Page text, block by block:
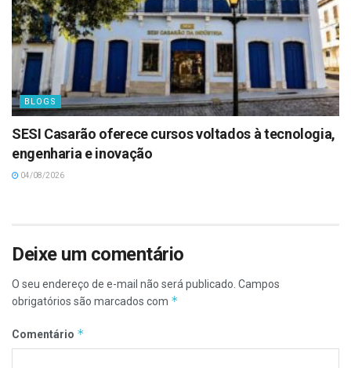
BLOGS
SESI Casarão oferece cursos voltados à tecnologia,
engenharia e inovação
04/08/2026
Deixe um comentário
O seu endereço de e-mail não será publicado. Campos
obrigatórios são marcados com *
Comentário *